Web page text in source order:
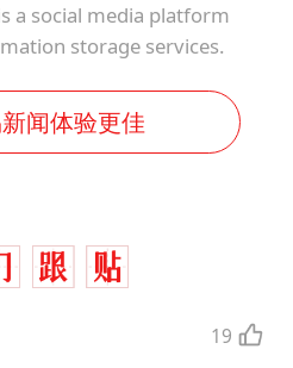
a social media platform
storage services.
闻体验更佳
19